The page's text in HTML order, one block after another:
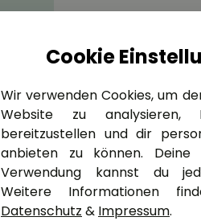
THEORIE FRAGE:
Welche
die
Cookie
Wir verwenden Cookies, um
Website zu analysieren,
bereitzustellen und dir
anbieten zu können. Deine
Verwendung kannst du
Weitere Informationen
Datenschutz & Impressum.